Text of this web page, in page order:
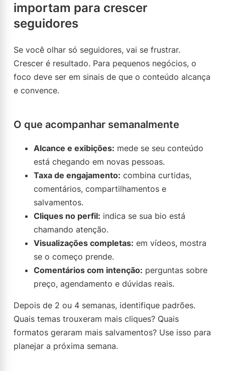
importam para crescer
seguidores
Se você olhar só seguidores, vai se frustrar.
Crescer é resultado. Para pequenos negócios, o
foco deve ser em sinais de que o conteúdo alcança
e convence.
O que acompanhar semanalmente
Alcance e exibições: mede se seu conteúdo
está chegando em novas pessoas.
Taxa de engajamento: combina curtidas,
comentários, compartilhamentos e
salvamentos.
Cliques no perfil: indica se sua bio está
chamando atenção.
Visualizações completas: em vídeos, mostra
se o começo prende.
Comentários com intenção: perguntas sobre
preço, agendamento e dúvidas reais.
Depois de 2 ou 4 semanas, identifique padrões.
Quais temas trouxeram mais cliques? Quais
formatos geraram mais salvamentos? Use isso para
planejar a próxima semana.